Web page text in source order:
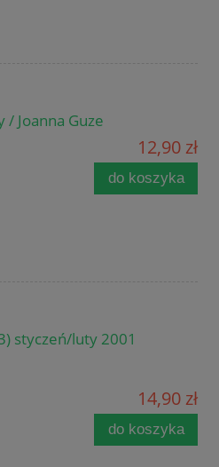
Joanna Guze
12,90 zł
do koszyka
styczeń/luty 2001
14,90 zł
do koszyka